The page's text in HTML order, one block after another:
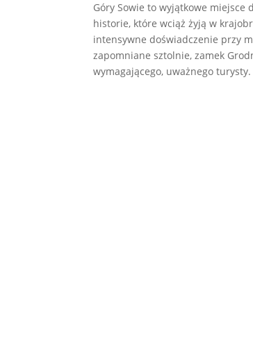
Góry Sowie to wyjątkowe miejsce
historie, które wciąż żyją w
intensywne doświadczenie przy
zapomniane sztolnie, zamek
wymagającego, uważnego